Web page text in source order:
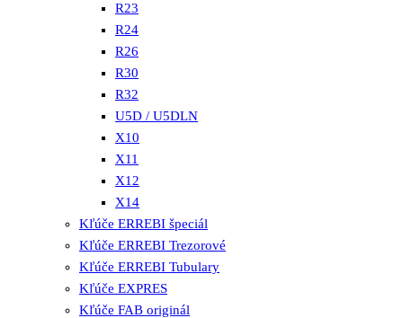
R23
R24
R26
R30
R32
U5D / U5DLN
X10
X11
X12
X14
Kľúče ERREBI špeciál
Kľúče ERREBI Trezorové
Kľúče ERREBI Tubulary
Kľúče EXPRES
Kľúče FAB originál